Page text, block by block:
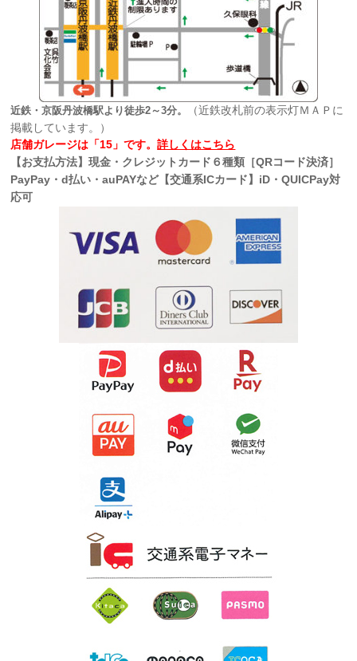
近鉄・京阪丹波橋駅より徒歩2～3分。
（近鉄改札前の表示灯ＭＡＰに
掲載しています。）
店舗ガレージは「15」です。詳しくはこちら
【お支払方法】現金・クレジットカード６種類［QRコード決済］
PayPay・d払い・auPAYなど【交通系ICカード】iD・QUICPay対
応可